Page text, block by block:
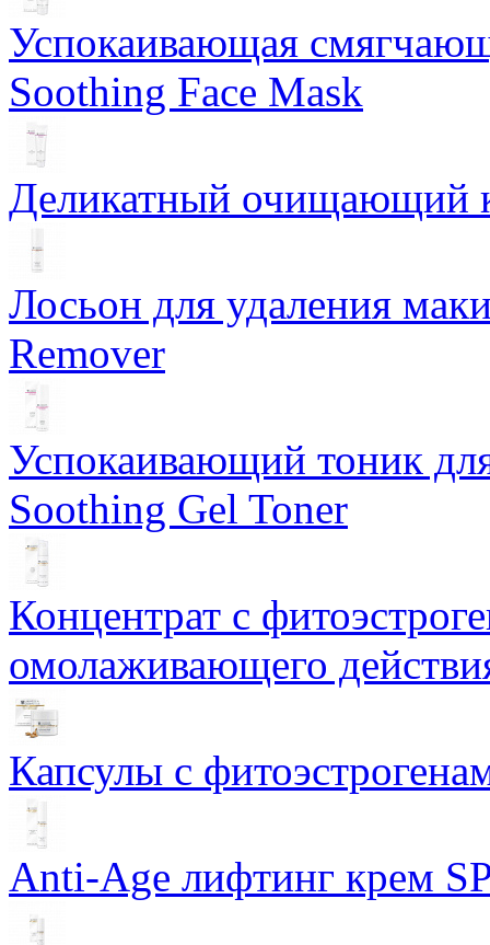
Успокаивающая
Soothing Face Mask
Деликатный очищающий
Лосьон для удаления
Remover
Успокаивающий тоник
Soothing Gel Toner
Концентрат с
омолаживающего
Капсулы с
Anti-Age лифтинг крем